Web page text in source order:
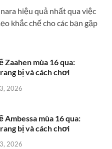
hiệu quả nhất qua việc
khắc chế cho các bạn gặp
Zaahen mùa 16 qua:
bị và cách chơi
2026
Ambessa mùa 16 qua:
bị và cách chơi
2026